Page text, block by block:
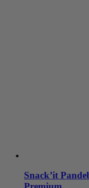
Snack’it